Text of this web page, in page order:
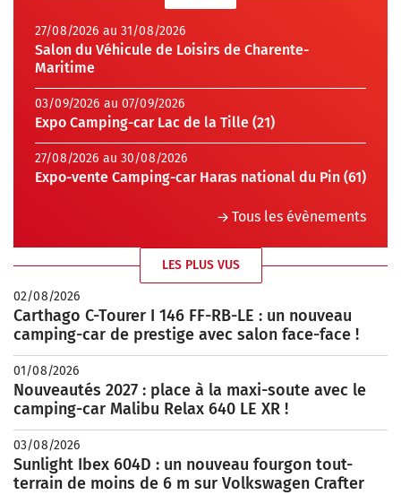
27/08/2026 au 31/08/2026
Salon du Véhicule de Loisirs de Charente-
Maritime
03/09/2026 au 07/09/2026
Expo Camping-car Lac de la Tille (21)
27/08/2026 au 30/08/2026
Expo-vente Camping-car Haras national du Pin (61)
Tous les évènements
LES PLUS VUS
02/08/2026
Carthago C-Tourer I 146 FF-RB-LE : un nouveau
camping-car de prestige avec salon face-face !
01/08/2026
Nouveautés 2027 : place à la maxi-soute avec le
camping-car Malibu Relax 640 LE XR !
03/08/2026
Sunlight Ibex 604D : un nouveau fourgon tout-
terrain de moins de 6 m sur Volkswagen Crafter